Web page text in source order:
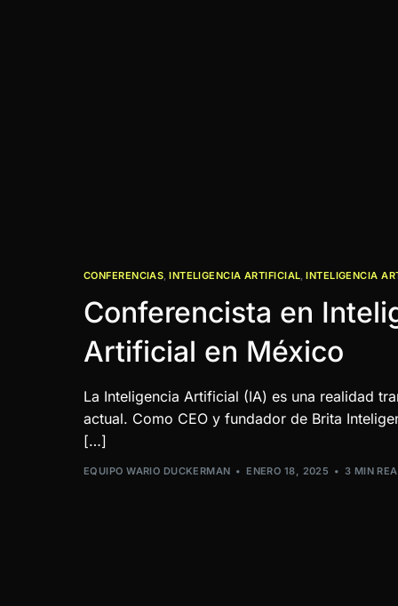
CONFERENCIAS,INTELIGENCIA ARTIFICIAL,INTELIGENCIA
Conferencista en
Artificial en México
La Inteligencia Artificial (IA) es una realidad
actual. Como CEO y fundador de Brita
[…]
EQUIPO WARIO DUCKERMAN ENERO 18, 2025 3 MIN